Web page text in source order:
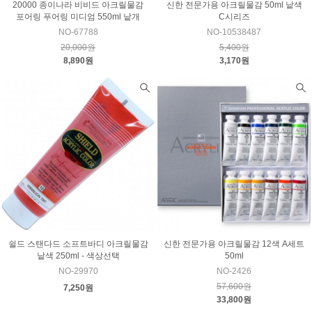
20000 종이나라 비비드 아크릴물감
포어링 푸어링 미디엄 550ml 낱개
NO-67788
20,000원
8,890원
신한 전문가용 아크릴물감 50ml 낱색
C시리즈
NO-10538487
5,400원
3,170원
쉴드 스탠다드 소프트바디 아크릴물감
낱색 250ml - 색상선택
NO-29970
7,250원
신한 전문가용 아크릴물감 12색 A세트
50ml
NO-2426
57,600원
33,800원